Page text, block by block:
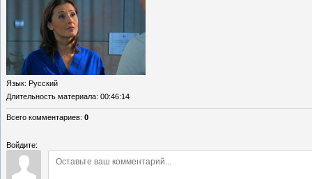
Язык: Русский
Длительность материала: 00:46:14
Всего комментариев: 0
Войдите: